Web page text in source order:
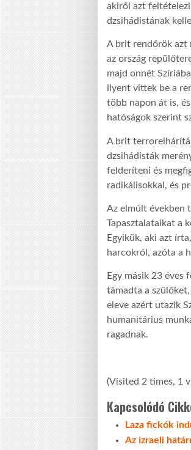
akiről azt
dzsihádistának
A brit rendőrök azt
az ország
majd onnét
ilyent vittek be a
több napon át is,
hatóságok szerint
A brit
dzsihádisták
felderíteni és
radikálisokkal, és
Az elmúlt években
Tapasztalataikat a
Egyikük, aki azt
harcokról, azóta a
Egy másik 23 éves
támadta a
eleve azért utazik
humanitárius
ragadnak.
(Visited 2 times, 1
Kapcsolódó
Laza fickók
Az izraeli